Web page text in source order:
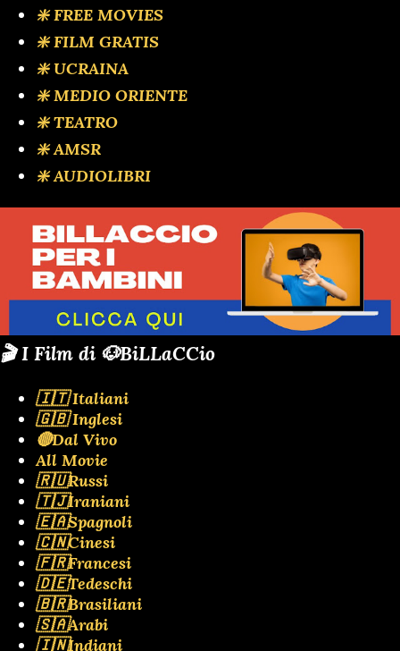
❇️ FREE MOVIES
❇️ FILM GRATIS
❇️ UCRAINA
❇️ MEDIO ORIENTE
❇️ TEATRO
❇️ AMSR
❇️ AUDIOLIBRI
🎬 I Film di 🐶BiLLaCCio
🇮🇹 Italiani
🇬🇧 Inglesi
🔴Dal Vivo
All Movie
🇷🇺Russi
🇹🇯Iraniani
🇪🇦Spagnoli
🇨🇳Cinesi
🇫🇷Francesi
🇩🇪Tedeschi
🇧🇷Brasiliani
🇸🇦Arabi
🇮🇳Indiani